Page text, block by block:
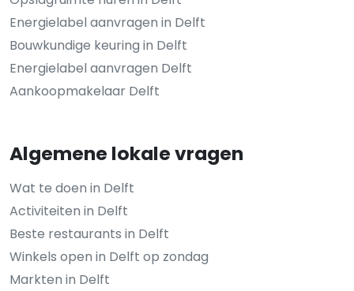
Energielabel aanvragen in Delft
Bouwkundige keuring in Delft
Energielabel aanvragen Delft
Aankoopmakelaar Delft
Algemene lokale vragen
Wat te doen in Delft
Activiteiten in Delft
Beste restaurants in Delft
Winkels open in Delft op zondag
Markten in Delft